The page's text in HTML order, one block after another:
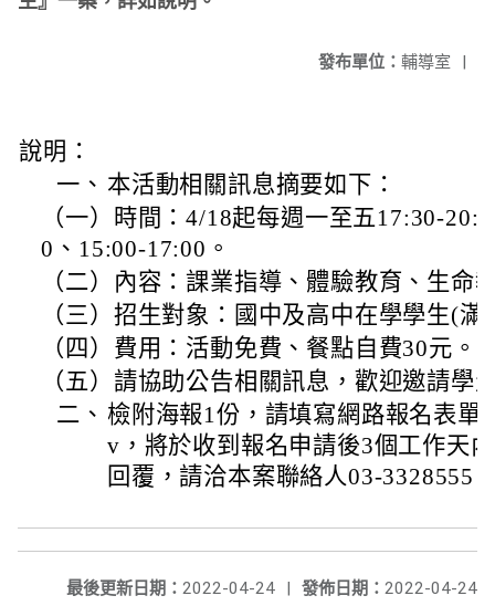
發布單位： 輔導室 |
說明：
一、 本活動相關訊息摘要如下：
（一）時間：4/18起每週一至五17:30-
0、15:00-17:00。
（二）內容：課業指導、體驗教育、生命
（三）招生對象：國中及高中在學學生(滿
（四）費用：活動免費、餐點自費30元。
（五）請協助公告相關訊息，歡迎邀請學
二、 檢附海報1份，請填寫網路報名表單
v，將於收到報名申請後3個工作天
回覆，請洽本案聯絡人03-3328555
發佈日期： 2022-04-24
最後更新日期： 2022-04-24 |